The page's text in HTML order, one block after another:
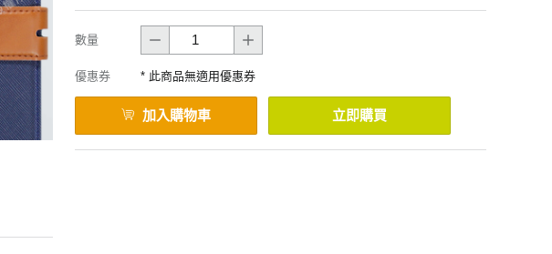
數量
優惠券 * 此商品無適用優惠券
加入購物車 立即購買